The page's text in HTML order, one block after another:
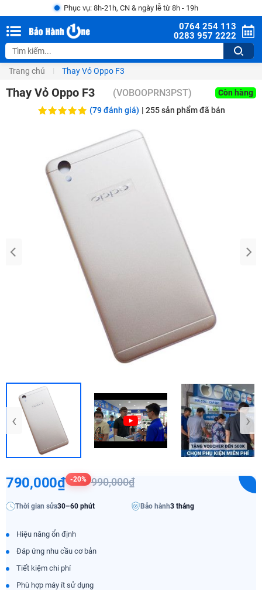
Phục vụ: 8h-21h, CN & ngày lễ từ 8h - 19h
0764 254 113
0283 957 2222
Trang chủ Thay Vỏ Oppo F3
Thay Vỏ Oppo F3 (VOBOOPRN3PST)
Còn hàng
(79 đánh giá) | 255sản phẩm đã bán
‹ ›
790,000₫ -20% 990,000₫
Thời gian sửa30–60 phút Bảo hành3 tháng
Hiệu năng ổn định
Đáp ứng nhu cầu cơ bản
Tiết kiệm chi phí
Phù hợp máy ít sử dụng